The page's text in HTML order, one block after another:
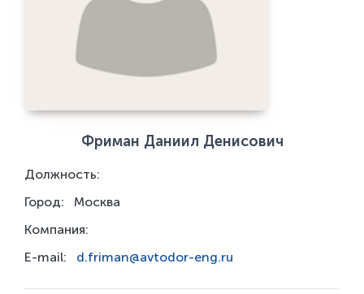
Фриман Даниил Денисович
Должность:
Город:
Москва
Компания:
E-mail:
d.friman@avtodor-eng.ru